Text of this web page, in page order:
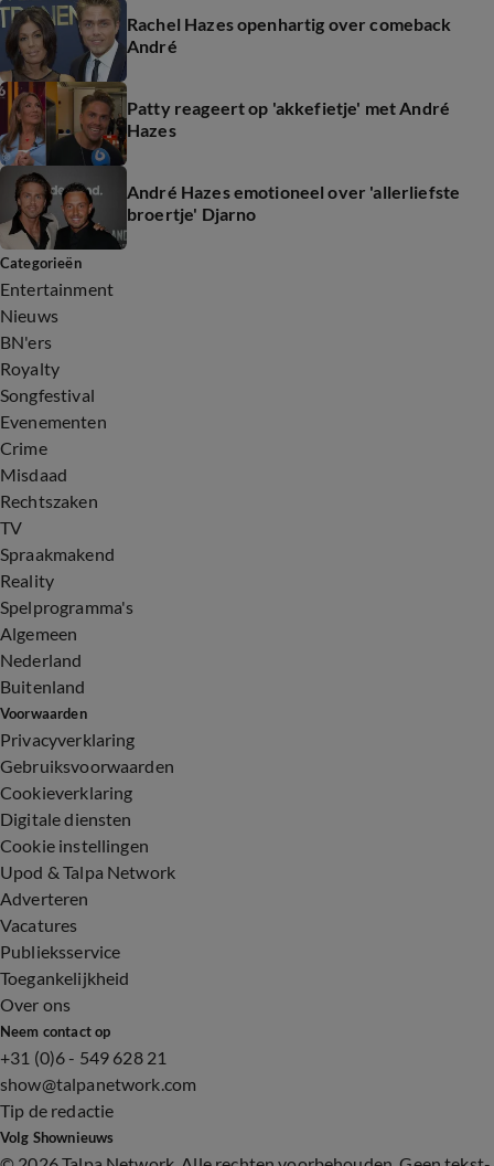
Rachel Hazes openhartig over comeback
André
Patty reageert op 'akkefietje' met André
Hazes
André Hazes emotioneel over 'allerliefste
broertje' Djarno
Categorieën
Entertainment
Nieuws
BN'ers
Royalty
Songfestival
Evenementen
Crime
Misdaad
Rechtszaken
TV
Spraakmakend
Reality
Spelprogramma's
Algemeen
Nederland
Buitenland
Voorwaarden
Privacyverklaring
Gebruiksvoorwaarden
Cookieverklaring
Digitale diensten
Cookie instellingen
Upod & Talpa Network
Adverteren
Vacatures
Publieksservice
Toegankelijkheid
Over ons
Neem contact op
+31 (0)6 - 549 628 21
show@talpanetwork.com
Tip de redactie
Volg Shownieuws